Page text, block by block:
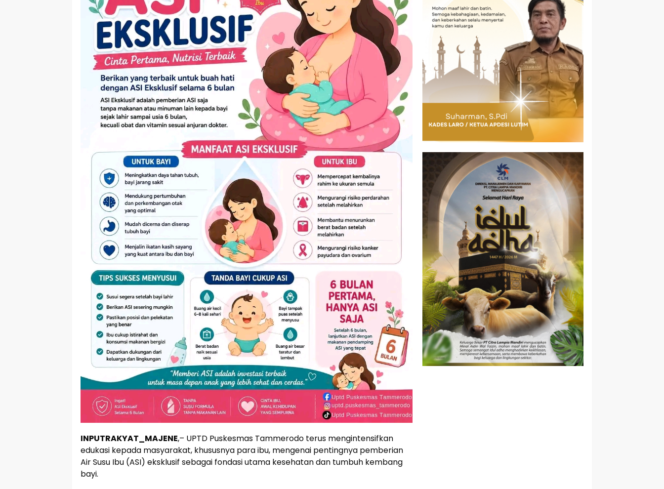
INPUTRAKYAT_MAJENE,– UPTD Puskesmas Tammerodo terus mengintensifkan
edukasi kepada masyarakat, khususnya para ibu, mengenai pentingnya pemberian
Air Susu Ibu (ASI) eksklusif sebagai fondasi utama kesehatan dan tumbuh kembang
bayi.